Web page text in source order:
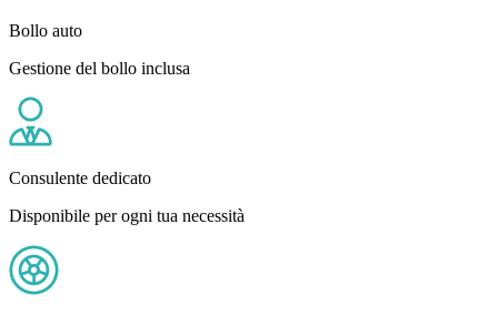
Bollo auto
Gestione del bollo inclusa
Consulente dedicato
Disponibile per ogni tua necessità